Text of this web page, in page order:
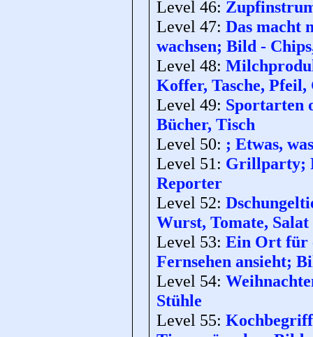
Level 46:
Level 47: Das macht
wachsen; Bild -
Level 48:
Koffer, Tasche, Pfeil,
Level 49: Sportarten
Bücher, Tisch
Level 50: ; Etwas,
Level 51: Grillparty;
Reporter
Level 52:
Wurst, Tomate, Salat
Level 53: Ein Ort für
Fernsehen ansieht;
Level 54:
Stühle
Level 55: